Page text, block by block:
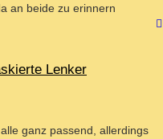
an beide zu erinnern
Lenker
ganz passend, allerdings